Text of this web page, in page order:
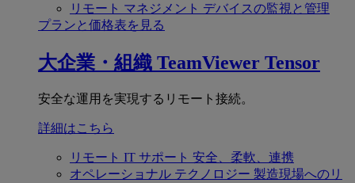
リモート マネジメント デバイスの監視と管理
プランと価格表を見る
大企業・組織 TeamViewer Tensor
安全な運用を実現するリモート接続。
詳細はこちら
リモート IT サポート 安全、柔軟、連携
オペレーショナル テクノロジー 製造現場へのリ